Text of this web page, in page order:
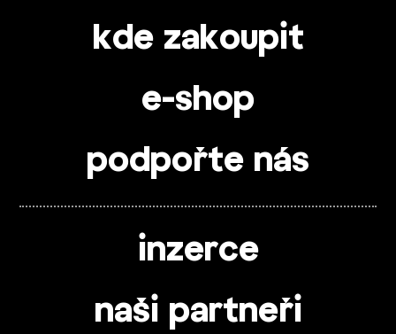
kde zakoupit
e-shop
podpořte nás
inzerce
naši partneři